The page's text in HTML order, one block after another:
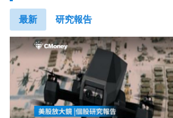
最新 研究報告